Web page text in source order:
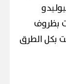
بظروف
بكل الطرق